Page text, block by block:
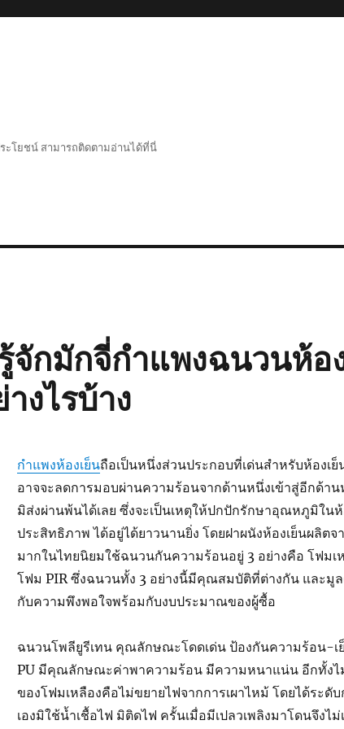
ะโยชน์ สามารถติดตามอ่านได้ที่นี่
จักมักจี่กำแพงฉนวนห้อ
งไรบ้าง
กำแพงห้องเย็นถือเป็นหนึ่งส่วนประกอบที่เด่นสำหรับห้องเย็
อาจจะลดการมอบผ่านความร้อนจากด้านหนึ่งเข้าสู่อีกด้า
มิส่งผ่านพ้นได้เลย ซึ่งจะเป็นเหตุให้ปกปักรักษาอุณหภูมิในห้
ประสิทธิภาพ ได้อยู่ได้ยาวนานยิ่ง โดยฝาผนังห้องเย็นผลิต
มากในไทยนิยมใช้ฉนวนกันความร้อนอยู่ 3 อย่างคือ โฟมเ
โฟม PIR ซึ่งฉนวนทั้ง 3 อย่างนี้มีคุณสมบัติที่ต่างกัน และมู
กับความพึงพอใจพร้อมกับงบประมาณของผู้ซื้อ
ฉนวนโพลียูรีเทน คุณลักษณะโดดเด่น ป้องกันความร้อน-เย็
PU มีคุณลักษณะค่าพาความร้อน มีความหนาแน่น อีกทั้ง
ของโฟมเหลืองคือไม่ขยายไฟจากการเผาไหม้ โดยได้ระดั
เองมิใช้น้ำเชื้อไฟ มิติดไฟ ครั้นเมื่อมีเปลวเพลิงมาโดนจึงไ